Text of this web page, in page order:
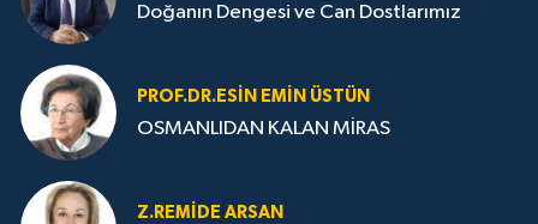
Doğanın Dengesi ve Can Dostlarımız
PROF.DR.ESIN EMIN ÜSTÜN
OSMANLIDAN KALAN MİRAS
Z.REMIDE ARSAN